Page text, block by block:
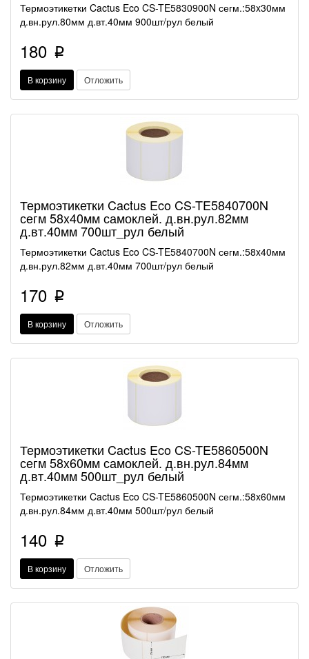
Термоэтикетки Cactus Eco CS-TE5830900N сегм.:58x30мм
д.вн.рул.80мм д.вт.40мм 900шт/рул белый
180 p
В корзину Отложить
Термоэтикетки Cactus Eco CS-TE5840700N
сегм 58x40мм самоклей. д.вн.рул.82мм
д.вт.40мм 700шт_рул белый
Термоэтикетки Cactus Eco CS-TE5840700N сегм.:58x40мм
д.вн.рул.82мм д.вт.40мм 700шт/рул белый
170 p
В корзину Отложить
Термоэтикетки Cactus Eco CS-TE5860500N
сегм 58x60мм самоклей. д.вн.рул.84мм
д.вт.40мм 500шт_рул белый
Термоэтикетки Cactus Eco CS-TE5860500N сегм.:58x60мм
д.вн.рул.84мм д.вт.40мм 500шт/рул белый
140 p
В корзину Отложить